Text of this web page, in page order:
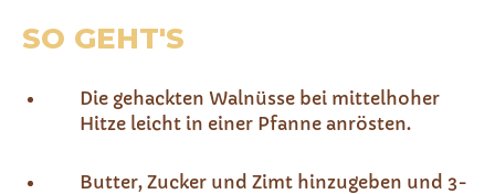
SO GEHT'S
Die gehackten Walnüsse bei mittelhoher
Hitze leicht in einer Pfanne anrösten.
Butter, Zucker und Zimt hinzugeben und 3-